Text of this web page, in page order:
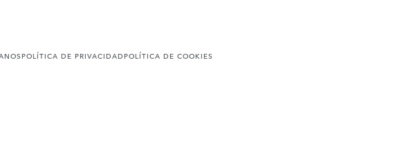
POLÍTICA DE PRIVACIDADPOLÍTICA DE COOKIES